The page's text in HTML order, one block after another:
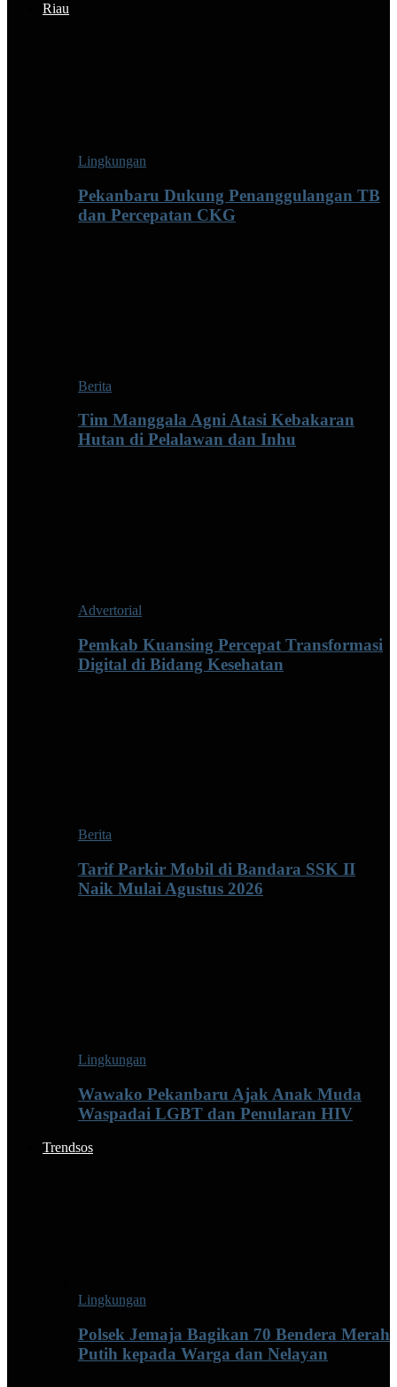
Riau
Lingkungan
Pekanbaru Dukung Penanggulangan TB
dan Percepatan CKG
Berita
Tim Manggala Agni Atasi Kebakaran
Hutan di Pelalawan dan Inhu
Advertorial
Pemkab Kuansing Percepat Transformasi
Digital di Bidang Kesehatan
Berita
Tarif Parkir Mobil di Bandara SSK II
Naik Mulai Agustus 2026
Lingkungan
Wawako Pekanbaru Ajak Anak Muda
Waspadai LGBT dan Penularan HIV
Trendsos
Lingkungan
Polsek Jemaja Bagikan 70 Bendera Merah
Putih kepada Warga dan Nelayan